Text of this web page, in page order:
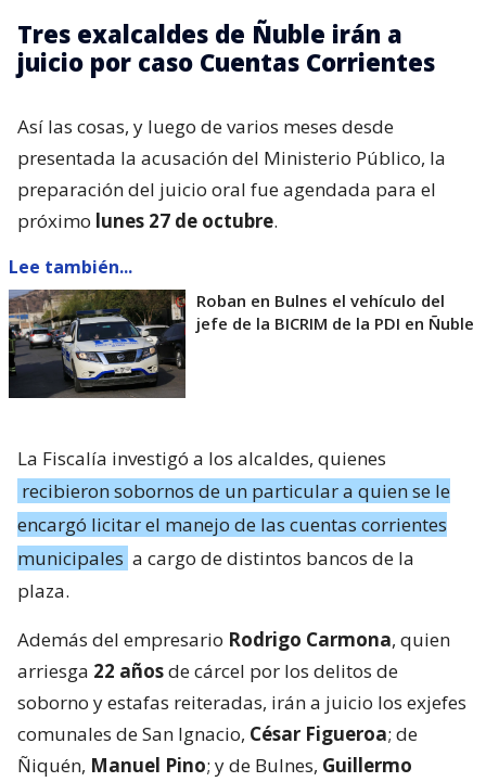
Tres exalcaldes de Ñuble irán a
juicio por caso Cuentas Corrientes
Así las cosas, y luego de varios meses desde
presentada la acusación del Ministerio Público, la
preparación del juicio oral fue agendada para el
próximo lunes 27 de octubre.
Lee también...
Roban en Bulnes el vehículo del
jefe de la BICRIM de la PDI en Ñuble
La Fiscalía investigó a los alcaldes, quienes
recibieron sobornos de un particular a quien se le
encargó licitar el manejo de las cuentas corrientes
municipales a cargo de distintos bancos de la
plaza.
Además del empresario Rodrigo Carmona, quien
arriesga 22 añosde cárcel por los delitos de
soborno y estafas reiteradas, irán a juicio los exjefes
comunales de San Ignacio, César Figueroa; de
Ñiquén, Manuel Pino; y de Bulnes, Guillermo